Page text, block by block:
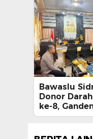
Bawaslu
Donor
ke-8,
Mallomo